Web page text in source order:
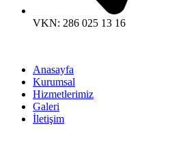
VKN: 286 025 13 16
Anasayfa
Kurumsal
Hizmetlerimiz
Galeri
İletişim